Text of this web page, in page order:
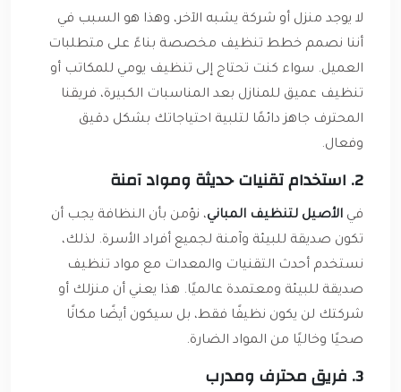
لا يوجد منزل أو شركة يشبه الآخر، وهذا هو السبب في
أننا نصمم خطط تنظيف مخصصة بناءً على متطلبات
العميل. سواء كنت تحتاج إلى تنظيف يومي للمكاتب أو
تنظيف عميق للمنازل بعد المناسبات الكبيرة، فريقنا
المحترف جاهز دائمًا لتلبية احتياجاتك بشكل دقيق
وفعال.
2. استخدام تقنيات حديثة ومواد آمنة
في الأصيل لتنظيف المباني، نؤمن بأن النظافة يجب أن
تكون صديقة للبيئة وآمنة لجميع أفراد الأسرة. لذلك،
نستخدم أحدث التقنيات والمعدات مع مواد تنظيف
صديقة للبيئة ومعتمدة عالميًا. هذا يعني أن منزلك أو
شركتك لن يكون نظيفًا فقط، بل سيكون أيضًا مكانًا
صحيًا وخاليًا من المواد الضارة.
3. فريق محترف ومدرب